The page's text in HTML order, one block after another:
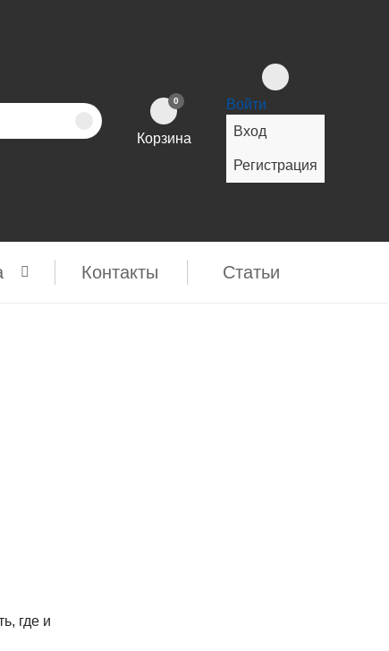
0
Корзина
Войти
Вход
Регистрация
Контакты Cтатьи
где и